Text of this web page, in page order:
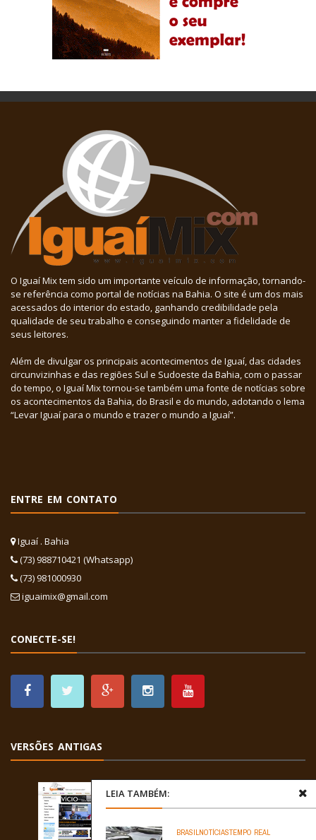
LEIA TAMBÉM:
BRASILNOTÍCIASTEMPO REAL
O Iguaí Mix tem sido um importante veículo de informação, tornando-
se referência como portal de notícias na Bahia. O site é um dos mais
acessados do interior do estado, ganhando credibilidade pela
qualidade de seu trabalho e conseguindo manter a fidelidade de
seus leitores.
Além de divulgar os principais acontecimentos de Iguaí, das cidades
circunvizinhas e das regiões Sul e Sudoeste da Bahia, com o passar
do tempo, o Iguaí Mix tornou-se também uma fonte de notícias sobre
os acontecimentos da Bahia, do Brasil e do mundo, adotando o lema
“Levar Iguaí para o mundo e trazer o mundo a Iguaí”.
ENTRE EM CONTATO
Iguaí . Bahia
(73) 988710421 (Whatsapp)
(73) 981000930
iguaimix@gmail.com
CONECTE-SE!
VERSÕES ANTIGAS